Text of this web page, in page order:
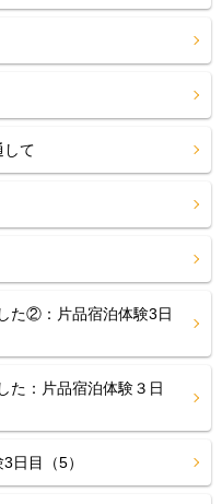
して
た②：片品宿泊体験3日
た：片品宿泊体験３日
日目（5）